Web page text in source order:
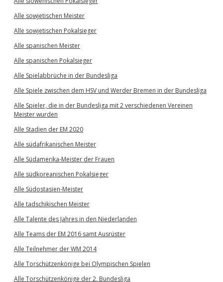
Alle sowjetischen Meister
Alle sowjetischen Pokalsieger
Alle spanischen Meister
Alle spanischen Pokalsieger
Alle Spielabbrüche in der Bundesliga
Alle Spiele zwischen dem HSV und Werder Bremen in der Bundesliga
Alle Spieler, die in der Bundesliga mit 2 verschiedenen Vereinen
Meister wurden
Alle Stadien der EM 2020
Alle südafrikanischen Meister
Alle Südamerika-Meister der Frauen
Alle südkoreanischen Pokalsieger
Alle Südostasien-Meister
Alle tadschikischen Meister
Alle Talente des Jahres in den Niederlanden
Alle Teams der EM 2016 samt Ausrüster
Alle Teilnehmer der WM 2014
Alle Torschützenkönige bei Olympischen Spielen
Alle Torschützenkönige der 2. Bundesliga